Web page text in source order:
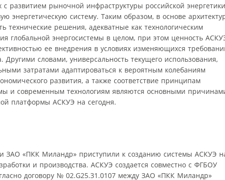
развитием рыночной инфраструктуры российской
энергетическую систему. Таким образом, в основе
решения, адекватные как технологическим
глобальной энергосистемы в целом, при этом ценность
ее внедрения в условиях изменяющихся
словами, универсальность текущего использования,
затратами адаптироваться к вероятным колебаниям
развития, а также соответствие принципам
и современным технологиям являются основными
платформы АСКУЭ на сегодня.
ЗАО «ПКК Миландр» приступили к созданию системы АСКУЭ
и производства. АСКУЭ создается совместно с ФГБОУ
договору № 02.G25.31.0107 между ЗАО «ПКК Миландр»